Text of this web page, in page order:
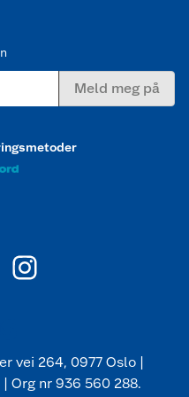
Meld meg på
vei 264, 0977 Oslo |
Org nr 936 560 288.